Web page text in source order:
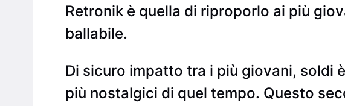
Retronik è quella di riproporlo ai più
ballabile.
Di sicuro impatto tra i più giovani, soldi
più nostalgici di quel tempo. Questo